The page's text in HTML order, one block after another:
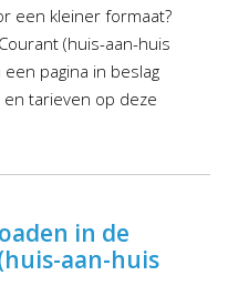
een kleiner formaat?
(huis-aan-huis
pagina in beslag
en tarieven op deze
in de
aan-huis